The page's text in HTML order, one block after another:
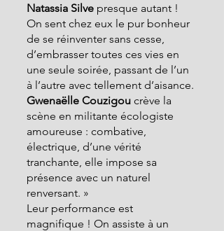
Natassia Silve presque autant !
On sent chez eux le pur bonheur
de se réinventer sans cesse,
d’embrasser toutes ces vies en
une seule soirée, passant de l’un
à l’autre avec tellement d’aisance.
Gwenaëlle Couzigou crève la
scène en militante écologiste
amoureuse : combative,
électrique, d’une vérité
tranchante, elle impose sa
présence avec un naturel
renversant. »
Leur performance est
magnifique ! On assiste à un